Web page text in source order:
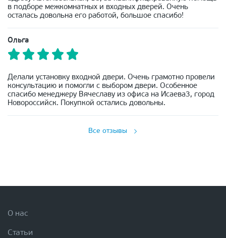
в подборе межкомнатных и входных дверей. Очень
осталась довольна его работой, большое спасибо!
Ольга
Делали установку входной двери. Очень грамотно провели
консультацию и помогли с выбором двери. Особенное
спасибо менеджеру Вячеславу из офиса на Исаева3, город
Новороссийск. Покупкой остались довольны.
Все отзывы
О нас
Статьи